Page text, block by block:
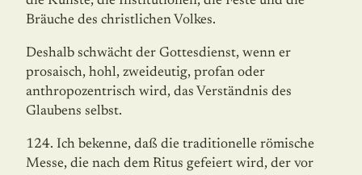
Bräuche des christlichen Volkes.
Deshalb schwächt der Gottesdienst, wenn er
prosaisch, hohl, zweideutig, profan oder
anthropozentrisch wird, das Verständnis des
Glaubens selbst.
124. Ich bekenne, daß die traditionelle römische
Messe, die nach dem Ritus gefeiert wird, der vor